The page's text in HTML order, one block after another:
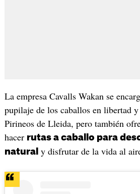
La empresa Cavalls Wakan se
pupilaje de los caballos en libertad
Pirineos de Lleida, pero también
hacer rutas a caballo para
natural y disfrutar de la vida al